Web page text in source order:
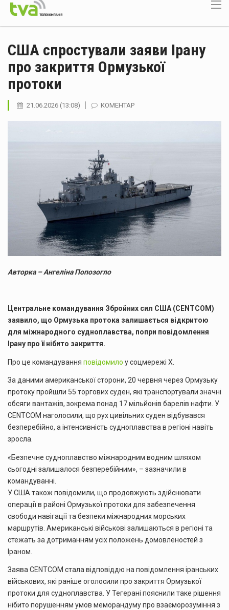
США спростували заяви Ірану
про закриття Ормузької
протоки
21.06.2026 (13:08) КОМЕНТАР
Авторка – Ангеліна Попозогло
Центральне командування Збройних сил США (CENTCOM)
заявило, що Ормузька протока залишається відкритою
для міжнародного судноплавства, попри повідомлення
Ірану про її нібито закриття.
Про це командування повідомило у соцмережі X.
За даними американської сторони, 20 червня через Ормузьку
протоку пройшли 55 торгових суден, які транспортували значні
обсяги вантажів, зокрема понад 17 мільйонів барелів нафти. У
CENTCOM наголосили, що рух цивільних суден відбувався
безперебійно, а інтенсивність судноплавства в регіоні навіть
зросла.
«Безпечне судноплавство міжнародним водним шляхом
сьогодні залишалося безперебійним», – зазначили в
командуванні.
У США також повідомили, що продовжують здійснювати
операції в районі Ормузької протоки для забезпечення
свободи навігації та безпеки міжнародних морських
маршрутів. Американські військові залишаються в регіоні та
стежать за дотриманням усіх положень домовленостей з
Іраном.
Заява CENTCOM стала відповіддю на повідомлення іранських
військових, які раніше оголосили про закриття Ормузької
протоки для судноплавства. У Тегерані пояснили таке рішення
нібито порушенням умов меморандуму про взаєморозуміння з